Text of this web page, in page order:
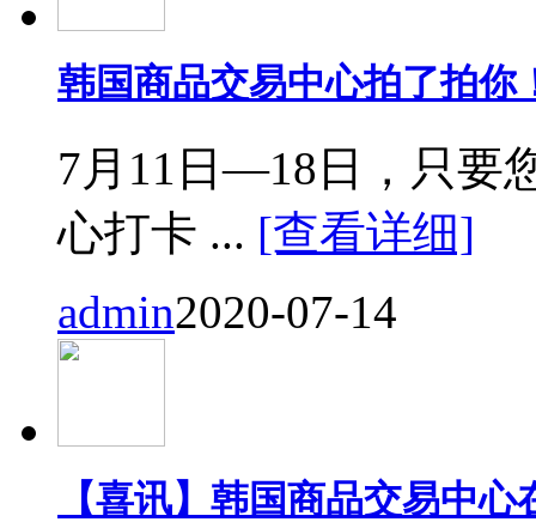
韩国商品交易中心拍了拍你
7月11日—18日，只要
心打卡 ... [查看详细]
admin2020-07-14
【喜讯】韩国商品交易中